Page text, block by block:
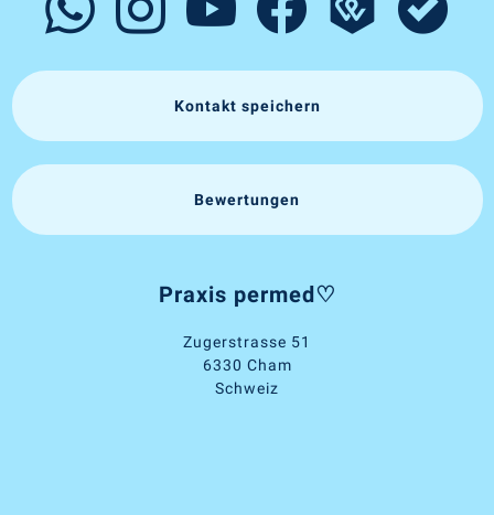
Kontakt speichern
Bewertungen
Praxis permed♡
Zugerstrasse 51
6330 Cham
Schweiz